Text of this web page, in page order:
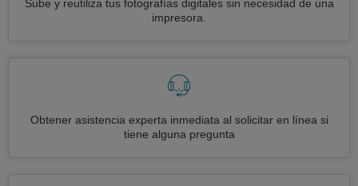
Sube y reutiliza tus fotografías digitales sin necesidad de una
impresora.
Obtener asistencia experta inmediata al solicitar en línea si
tiene alguna pregunta